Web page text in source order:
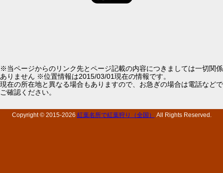
※当ページからのリンク先とページ記載の内容につきましては一切関係
ありません ※位置情報は2015/03/01現在の情報です。
現在の所在地と異なる場合もありますので、お急ぎの場合は電話などで
ご確認ください。
Copyright © 2015-2026 紅葉名所で紅葉狩り（全国） All Rights Reserved.